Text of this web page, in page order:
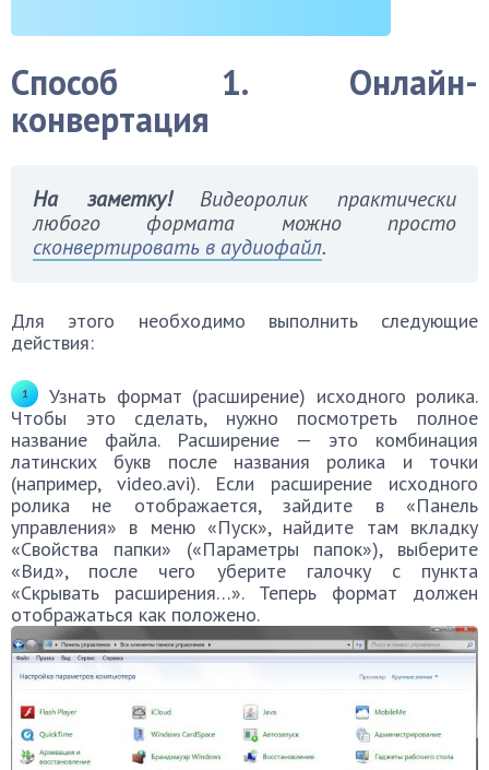
Способ 1. Онлайн-
конвертация
На заметку!Видеоролик практически
любого формата можно просто
сконвертировать в аудиофайл.
Для этого необходимо выполнить следующие
действия:
Узнать формат (расширение) исходного ролика.
Чтобы это сделать, нужно посмотреть полное
название файла. Расширение — это комбинация
латинских букв после названия ролика и точки
(например, video.avi). Если расширение исходного
ролика не отображается, зайдите в «Панель
управления» в меню «Пуск», найдите там вкладку
«Свойства папки» («Параметры папок»), выберите
«Вид», после чего уберите галочку с пункта
«Скрывать расширения…». Теперь формат должен
отображаться как положено.